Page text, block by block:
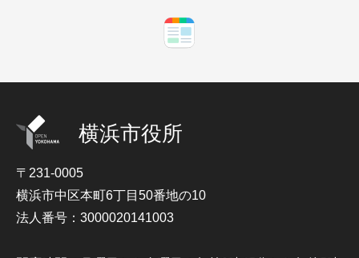
横浜市役所
〒231-0005
横浜市中区本町6丁目50番地の10
法人番号：3000020141003